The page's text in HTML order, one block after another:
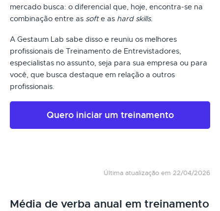
mercado busca: o diferencial que, hoje, encontra-se na
combinação entre as softe as hard skills.
A Gestaum Lab sabe disso e reuniu os melhores
profissionais de Treinamento de Entrevistadores,
especialistas no assunto, seja para sua empresa ou para
você, que busca destaque em relação a outros
profissionais.
Quero iniciar um treinamento
Última atualização em 22/04/2026
Média de verba anual em treinamento